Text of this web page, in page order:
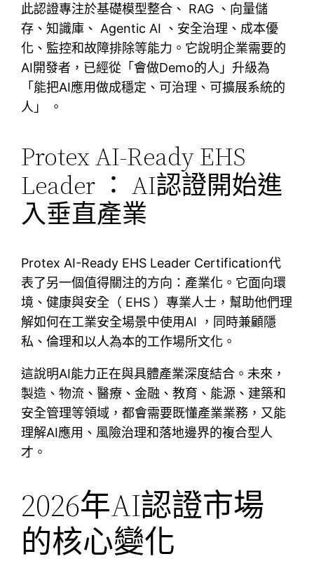
此認證專注於基礎模型整合、 RAG 、向量儲
存、知識庫、 Agentic AI 、安全治理、成本優
化、監控和故障排除等能力。它說明企業需要的
AI開發者，已經從「會做Demo的人」升級為
「能把AI應用做成穩定、可治理、可擴展系統的
人」 。
Protex AI-Ready EHS
Leader ： AI認證開始進
入垂直產業
Protex AI-Ready EHS Leader Certification代
表了另一個值得關注的方向：產業化。它面向環
境、健康與安全（ EHS ）專業人士，幫助他們理
解如何在工業安全場景中使用AI ，同時兼顧隱
私、倫理和以人為本的工作場所文化。
這說明AI能力正在與具體產業深度結合。未來，
製造、物流、醫療、金融、教育、能源、建築和
安全管理等領域，都會需要既懂產業業務，又能
理解AI應用、風險治理和落地邊界的複合型人
才。
2026年AI認證市場
的核心變化